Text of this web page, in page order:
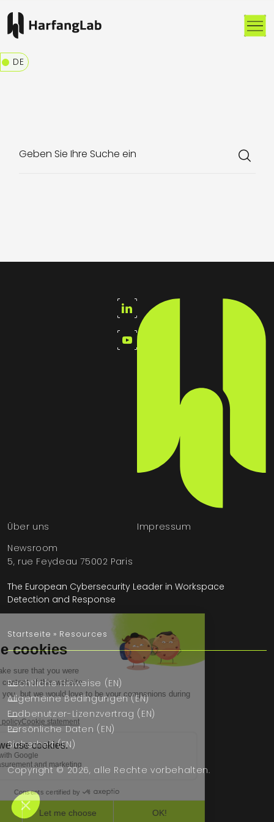
DE
Geben Sie Ihre Suche ein
Über uns
Newsroom
Impressum
5, rue Feydeau 75002 Paris
The European Cybersecurity Leader in Workspace
Detection and Response
Startseite » Resources
Copyright © 2026, alle Rechte vorbehalten.
Rechtliche Hinweise (EN)
Allgemeine Bedingungen (EN)
Endbenutzer-Lizenzvertrag (EN)
Persönliche Daten (EN)
Sicherheit (EN)